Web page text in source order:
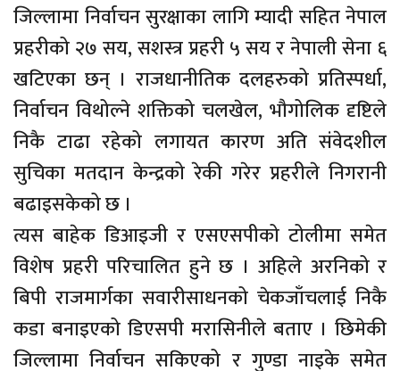
जिल्लामा निर्वाचन सुरक्षाका लागि म्यादी सहित नेपाल
प्रहरीको २७ सय, सशस्त्र प्रहरी ५ सय र नेपाली सेना ६
खटिएका छन् । राजधानीतिक दलहरुको प्रतिस्पर्धा,
निर्वाचन विथोल्ने शक्तिको चलखेल, भौगोलिक दृष्टिले
निकै टाढा रहेको लगायत कारण अति संवेदशील
सुचिका मतदान केन्द्रको रेकी गरेर प्रहरीले निगरानी
बढाइसकेको छ ।
त्यस बाहेक डिआइजी र एसएसपीको टोलीमा समेत
विशेष प्रहरी परिचालित हुने छ । अहिले अरनिको र
बिपी राजमार्गका सवारीसाधनको चेकजाँचलाई निकै
कडा बनाइएको डिएसपी मरासिनीले बताए । छिमेकी
जिल्लामा निर्वाचन सकिएको र गुण्डा नाइके समेत